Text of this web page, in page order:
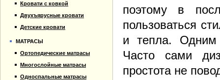
поэтому в
пользоваться
и тепла. Одним
Часто сами
простота не
Кровати с ковкой
Двухъярусные кровати
Детские кровати
МАТРАСЫ
Ортопедические матрасы
Многослойные матрасы
Односпальные матрасы